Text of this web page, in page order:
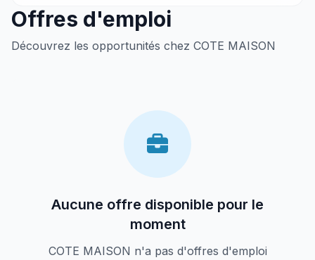
Offres d'emploi
Découvrez les opportunités chez COTE MAISON
Aucune offre disponible pour le
moment
COTE MAISON n'a pas d'offres d'emploi